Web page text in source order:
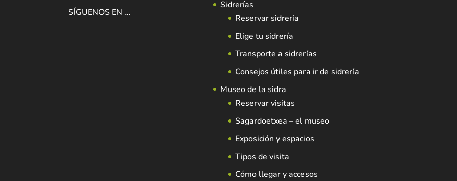
SÍGUENOS EN …
Sidrerías
Reservar sidrería
Elige tu sidrería
Transporte a sidrerías
Consejos útiles para ir de sidrería
Museo de la sidra
Reservar visitas
Sagardoetxea – el museo
Exposición y espacios
Tipos de visita
Cómo llegar y accesos